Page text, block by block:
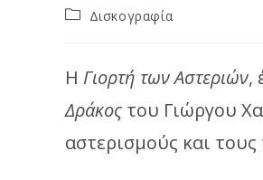
PostΔισκογραφία
Η Γιορτή των Αστεριών,
Δράκος του Γιώργου
αστερισμούς και